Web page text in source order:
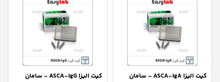
کیت الیزا ASCA-IgA – سامان
کیت الیزا ASCA-IgG – سامان